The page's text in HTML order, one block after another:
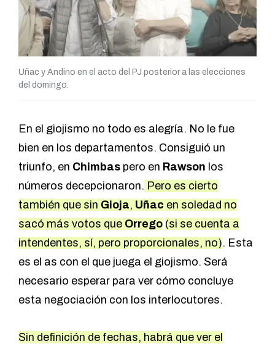
Uñac y Andino en el acto del PJ posterior a las elecciones
del domingo.
En el giojismo no todo es alegría. No le fue
bien en los departamentos. Consiguió un
triunfo, en Chimbas pero en Rawson los
números decepcionaron. Pero es cierto
también que sin Gioja, Uñac en soledad no
sacó más votos que Orrego (si se cuenta a
intendentes, sí, pero proporcionales, no). Esta
es el as con el que juega el giojismo. Será
necesario esperar para ver cómo concluye
esta negociación con los interlocutores.
Sin definición de fechas, habrá que ver el